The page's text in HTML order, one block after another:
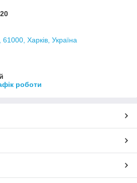
Харків, Україна
роботи